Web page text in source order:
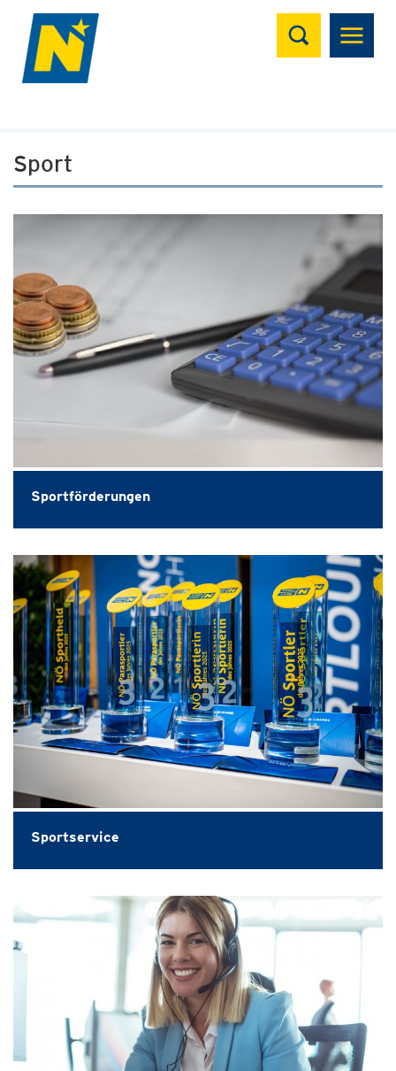
Suchen
Sport
Sportförderungen
Sportservice